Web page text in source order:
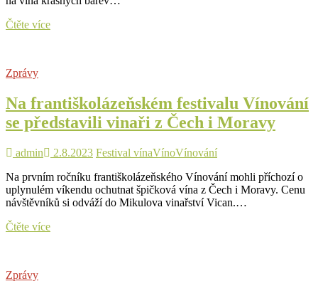
Čtěte víceSobota
patřit
Svatováclavskému
vinobraní
Zprávy
Na františkolázeňském festivalu Vínování
se představili vinaři z Čech i Moravy
admin 2.8.2023 Festival vínaVínoVínování
Na prvním ročníku františkolázeňského Vínování mohli příchozí o
uplynulém víkendu ochutnat špičková vína z Čech i Moravy. Cenu
návštěvníků si odváží do Mikulova vinařství Vican.…
Čtěte víceNa
Zprávy